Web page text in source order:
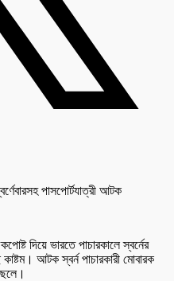
দিয়ে ভারতে পাচারকালে স্বর্নের
আটক স্বর্ন পাচারকারী মোবারক